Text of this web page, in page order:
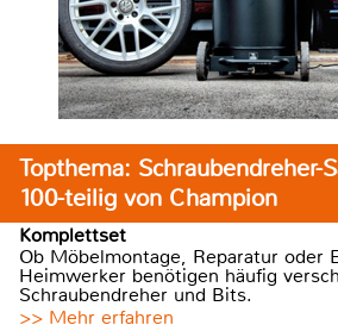
Topthema: Schraubendreher-
100-teilig von Champion
Komplettset
Ob Möbelmontage, Reparatur oder
Heimwerker benötigen häufig
Schraubendreher und Bits.
>> Mehr erfahren